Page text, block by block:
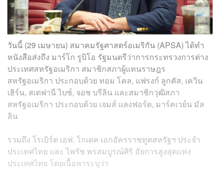
วันนี้ (29 เมษายน) สมาคมรัฐศาสตร์อเมริกัน (APSA) ได้ทำ
หนังสือส่งถึง มาร์โก รูบิโอ รัฐมนตรีว่าการกระทรวงการต่าง
ประเทศสหรัฐอเมริกา สมาชิกสภาผู้แทนราษฎร
สหรัฐอเมริกา ประกอบด้วย ทอม โคล, แฟรงก์ ลูกคัส, เควิน
เฮิร์น, สเตฟานี ไบซ์, จอช บรีลิน และสมาชิกวุฒิสภา
สหรัฐอเมริกา ประกอบด้วย เจมส์ แลงฟอร์ด, มาร์คเวย์น มัล
ลิน
รวมถึง โรเบิร์ต เอฟ. โกเดค เอกอัครราชทูตสหรัฐฯ ประจำ
ประเทศไทย และ ไพรัช พรสมบูรณ์ศิริ อัยการสูงสุดแห่ง
ประเทศไทย โดยเนื้อหาระบุว่า